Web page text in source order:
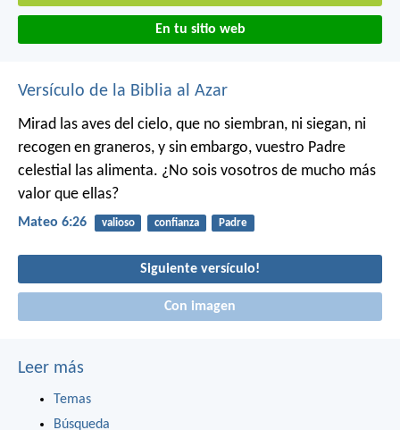
En tu sitio web
Versículo de la Biblia al Azar
Mirad las aves del cielo, que no siembran, ni siegan, ni
recogen en graneros, y sin embargo, vuestro Padre
celestial las alimenta. ¿No sois vosotros de mucho más
valor que ellas?
Mateo 6:26 valioso confianza Padre
Siguiente versículo!
Con imagen
Leer más
Temas
Búsqueda